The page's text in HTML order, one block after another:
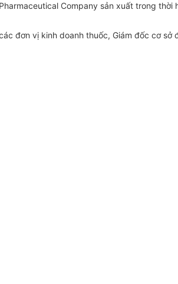
Company sản xuất trong thời
đơn vị kinh doanh thuốc, Giám đốc cơ